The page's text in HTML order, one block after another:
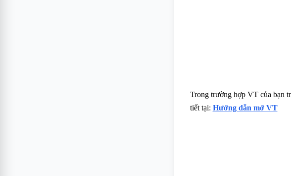
Trong trường hợp VT của bạn
tiết tại: Hướng dẫn mở VT